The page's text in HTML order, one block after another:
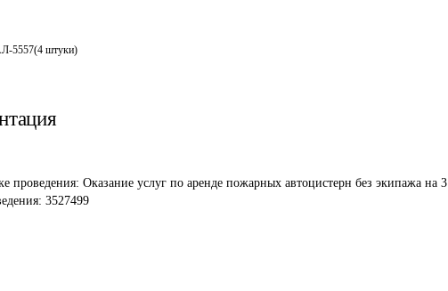
5557(4 штуки)
проведения: Оказание услуг по аренде пожарных автоцистерн без экипажа на 3
3527499